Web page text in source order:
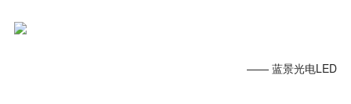
—— 蓝景光电LED